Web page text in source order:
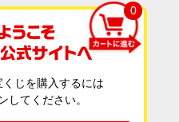
0
くじを購入するには
してください。